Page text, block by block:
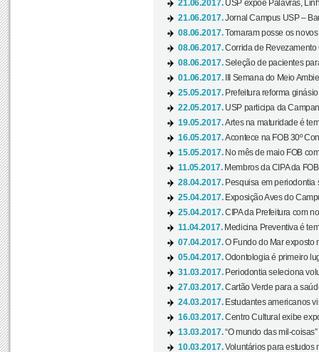
21.06.2017. USP expõe Palavras,
21.06.2017.Jornal Campus USP –
08.06.2017.Tomaram posse os
08.06.2017.Corrida de Revezamento
08.06.2017.Seleção de pacientes
01.06.2017.
III Semana do Meio
25.05.2017. Prefeitura reforma
22.05.2017. USP participa da
19.05.2017.Artes na maturidade é
16.05.2017.Acontece na FOB 30º
15.05.2017. No mês de maio FOB
11.05.2017. Membros da CIPA da
28.04.2017. Pesquisa em periodontia
25.04.2017. Exposição Aves do
25.04.2017.CIPA da Prefeitura com
11.04.2017. Medicina Preventiva é
07.04.2017.O Fundo do Mar exposto
05.04.2017.Odontologia é primeiro
31.03.2017. Periodontia seleciona
27.03.2017.Cartão Verde para a
24.03.2017. Estudantes americanos
16.03.2017.Centro Cultural exibe
13.03.2017.“O mundo das mil-
10.03.2017.Voluntários para estudos